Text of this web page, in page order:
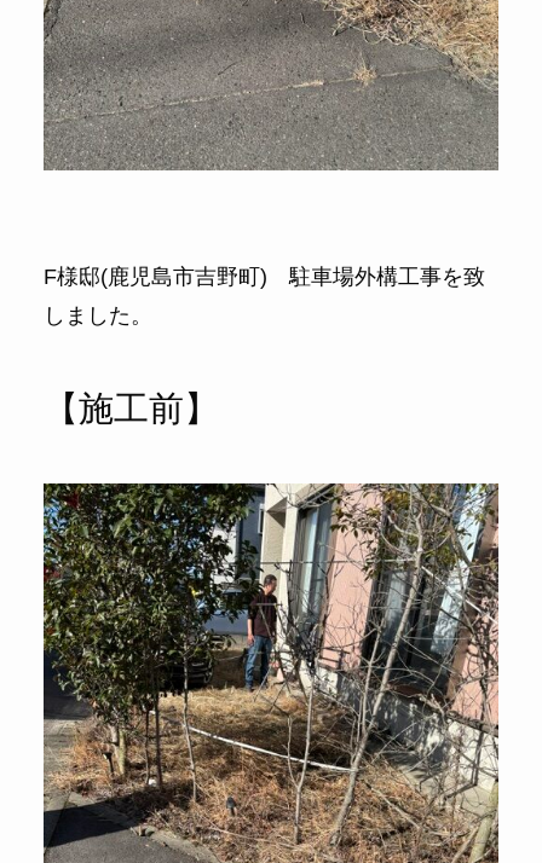
F様邸(鹿児島市吉野町) 駐車場外構工事を致
しました。
【施工前】